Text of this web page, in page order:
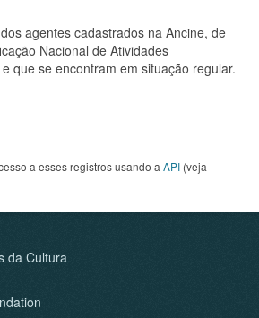
agentes cadastrados na Ancine, de
Nacional de Atividades
que se encontram em situação regular.
a esses registros usando a API (veja
da Cultura